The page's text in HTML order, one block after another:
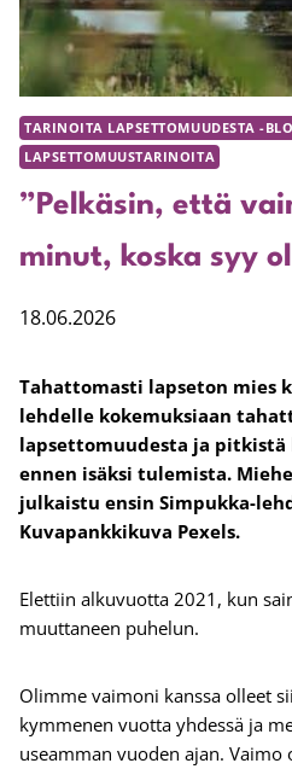
TARINOITA LAPSETTOMUUDESTA -
LAPSETTOMUUSTARINOITA
”Pelkäsin, että
minut, koska syy
18.06.2026
Tahattomasti lapseton mies
lehdelle kokemuksiaan
lapsettomuudesta ja
ennen isäksi tulemista.
julkaistu ensin Simpukka-
Kuvapankkikuva Pexels.
Elettiin alkuvuotta 2021, kun
muuttaneen puhelun.
Olimme vaimoni kanssa olleet
kymmenen vuotta yhdessä ja
useamman vuoden ajan.